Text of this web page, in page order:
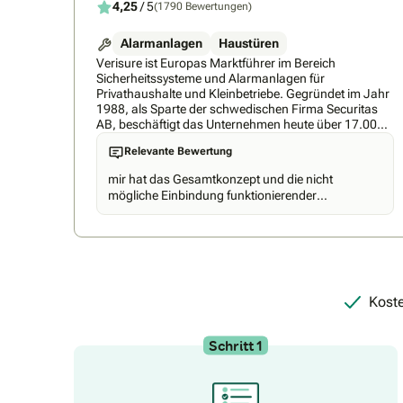
4,25/ 5(1790 Bewertungen)
Alarmanlagen
Haustüren
Verisure ist Europas Marktführer im Bereich
Sicherheitssysteme und Alarmanlagen für
Privathaushalte und Kleinbetriebe. Gegründet im Jahr
1988, als Sparte der schwedischen Firma Securitas
AB, beschäftigt das Unternehmen heute über 17.000
Mitarbeiter in 17 Ländern weltweit. Mehr als 5
Millionen Kunden vertrauen mittlerweile unserer
auch in Deutschland. Unsere Unternehmenszentrale in
Ratingen zählt seit der Eröffnung im September 2018
bereits über 400 Mitarbeiter. Und wir möchten gern mit
Relevante Bewertung
mir hat das Gesamtkonzept und die nicht
mögliche Einbindung funktionierender
Schritt 1